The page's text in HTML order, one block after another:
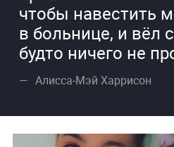
чтобы навестить
в больнице, и вёл
будто ничего не
Алисса-Мэй Харрисон